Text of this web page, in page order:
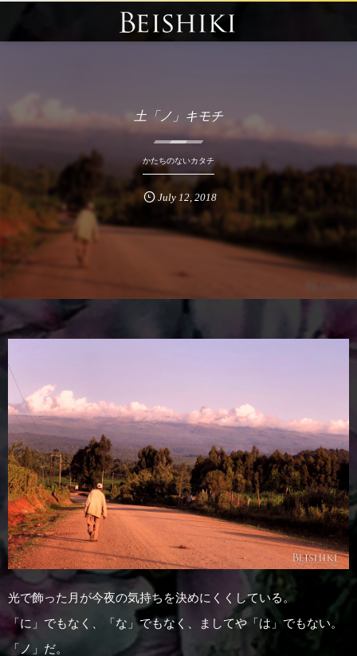
土「ノ」キモチ
かたちのないカタチ
July 12, 2018
光で飾った月が今夜の気持ちを決めにくくしている。
「に」でもなく、「な」でもなく、ましてや「は」でもない。
「ノ」だ。